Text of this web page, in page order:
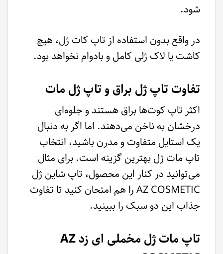
شود.
در واقع بدون استفاده از تاپ کات ژل، هیچ
کاشت یا لاک ژلی کامل و بادوام نخواهد بود.
تفاوت تاپ ژل براق و تاپ ژل مات
اکثر تاپ کوت‌ها براق هستند و جلوه‌ای
درخشان به ناخن می‌دهند. اما اگر به دنبال
یک استایل متفاوت و مدرن باشید، انتخاب
تاپ مات ژل بهترین گزینه است. برای مثال
می‌توانید در کنار این محصول، تاپ شاین ژل
AZ COSMETIC را هم امتحان کنید تا تفاوت
جذاب این دو سبک را ببینید.
تاپ مات ژل مخملی ای زد AZ